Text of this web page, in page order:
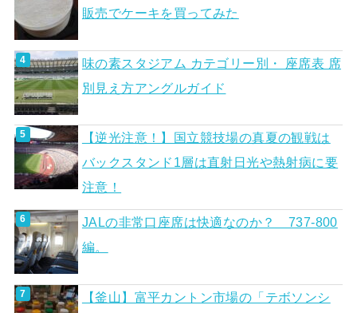
販売でケーキを買ってみた
味の素スタジアム カテゴリー別・ 座席表 席
別見え方アングルガイド
【逆光注意！】国立競技場の真夏の観戦は
バックスタンド1層は直射日光や熱射病に要
注意！
JALの非常口座席は快適なのか？ 737-800
編。
【釜山】富平カントン市場の「テボソンシ